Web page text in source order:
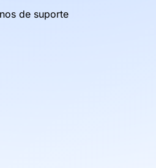
de suporte